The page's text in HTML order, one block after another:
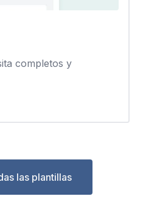
completos y
las plantillas